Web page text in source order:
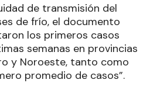
de transmisión del
de frío, el documento
los primeros casos
semanas en provincias
y Noroeste, tanto como
promedio de casos”.